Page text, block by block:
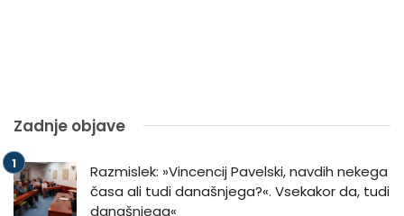
Zadnje objave
Razmislek: »Vincencij Pavelski, navdih nekega
časa ali tudi današnjega?«. Vsekakor da, tudi
današnjega«